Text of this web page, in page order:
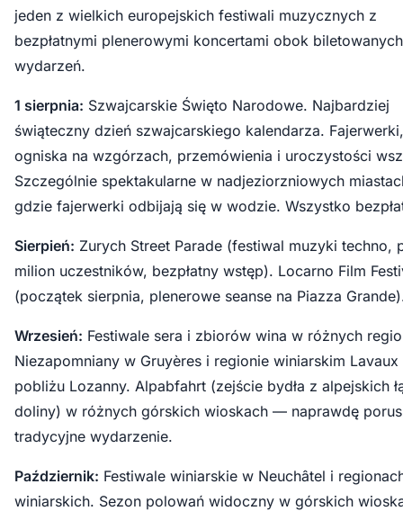
jeden z wielkich europejskich festiwali muzycznych z
bezpłatnymi plenerowymi koncertami obok biletowanych
wydarzeń.
1 sierpnia: Szwajcarskie Święto Narodowe. Najbardziej
świąteczny dzień szwajcarskiego kalendarza. Fajerwerki,
ogniska na wzgórzach, przemówienia i uroczystości
Szczególnie spektakularne w nadjeziorzniowych
gdzie fajerwerki odbijają się w wodzie. Wszystko
Sierpień: Zurych Street Parade (festiwal muzyki techno,
milion uczestników, bezpłatny wstęp). Locarno Film
(początek sierpnia, plenerowe seanse na Piazza
Wrzesień: Festiwale sera i zbiorów wina w różnych
Niezapomniany w Gruyères i regionie winiarskim Lavaux
pobliżu Lozanny. Alpabfahrt (zejście bydła z alpejskich
doliny) w różnych górskich wioskach — naprawdę
tradycyjne wydarzenie.
Październik: Festiwale winiarskie w Neuchâtel i
winiarskich. Sezon polowań widoczny w górskich